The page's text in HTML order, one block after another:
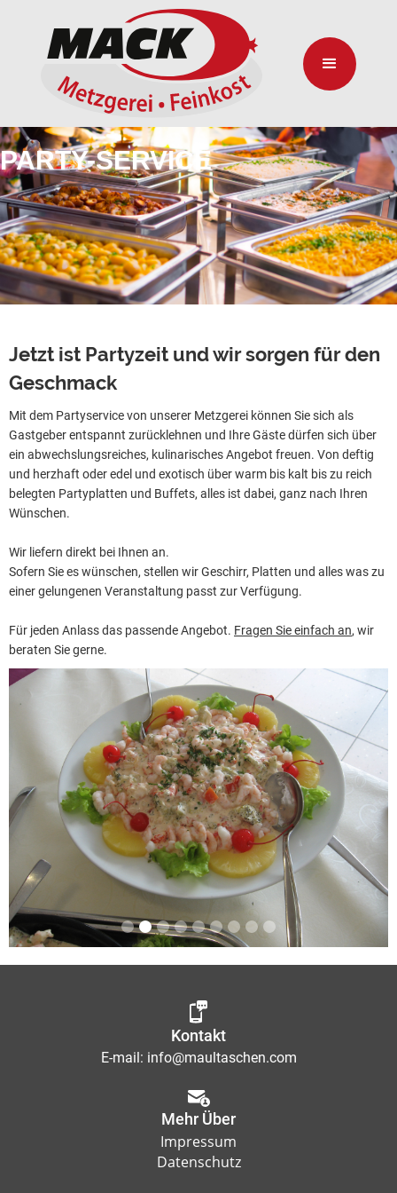
PARTY-SERVICE
Jetzt ist Partyzeit und wir sorgen für den
Geschmack
Mit dem Partyservice von unserer Metzgerei können Sie sich als
Gastgeber entspannt zurücklehnen und Ihre Gäste dürfen sich über
ein abwechslungsreiches, kulinarisches Angebot freuen. Von deftig
und herzhaft oder edel und exotisch über warm bis kalt bis zu reich
belegten Partyplatten und Buffets, alles ist dabei, ganz nach Ihren
Wünschen.
Wir liefern direkt bei Ihnen an.
Sofern Sie es wünschen, stellen wir Geschirr, Platten und alles was zu
einer gelungenen Veranstaltung passt zur Verfügung.
Für jeden Anlass das passende Angebot. Fragen Sie einfach an, wir
beraten Sie gerne.
Kontakt
E-mail: info@maultaschen.com
Mehr Über
Impressum
Datenschutz